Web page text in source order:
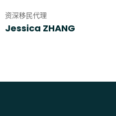
资深移民代理
Jessica ZHANG